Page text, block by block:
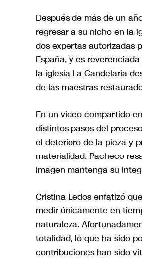
Después de más de un
regresar a su nicho en la
dos expertas autorizadas
España, y es
la iglesia La Candelaria
de las maestras
En un video compartido
distintos pasos del
el deterioro de la pieza y
materialidad. Pacheco
imagen mantenga su
Cristina Ledos enfatizó
medir únicamente en
naturaleza.
totalidad, lo que ha sido
contribuciones han sido